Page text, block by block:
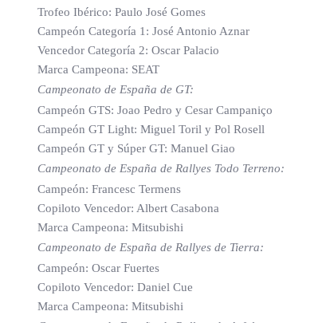
Trofeo Ibérico: Paulo José Gomes
Campeón Categoría 1: José Antonio Aznar
Vencedor Categoría 2: Oscar Palacio
Marca Campeona: SEAT
Campeonato de España de GT:
Campeón GTS: Joao Pedro y Cesar Campaniço
Campeón GT Light: Miguel Toril y Pol Rosell
Campeón GT y Súper GT: Manuel Giao
Campeonato de España de Rallyes Todo Terreno:
Campeón: Francesc Termens
Copiloto Vencedor: Albert Casabona
Marca Campeona: Mitsubishi
Campeonato de España de Rallyes de Tierra:
Campeón: Oscar Fuertes
Copiloto Vencedor: Daniel Cue
Marca Campeona: Mitsubishi